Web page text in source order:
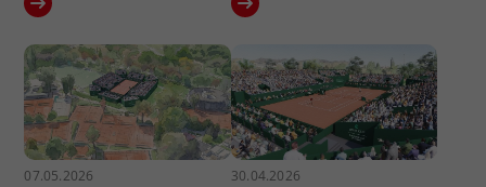
07.05.2026 30.04.2026